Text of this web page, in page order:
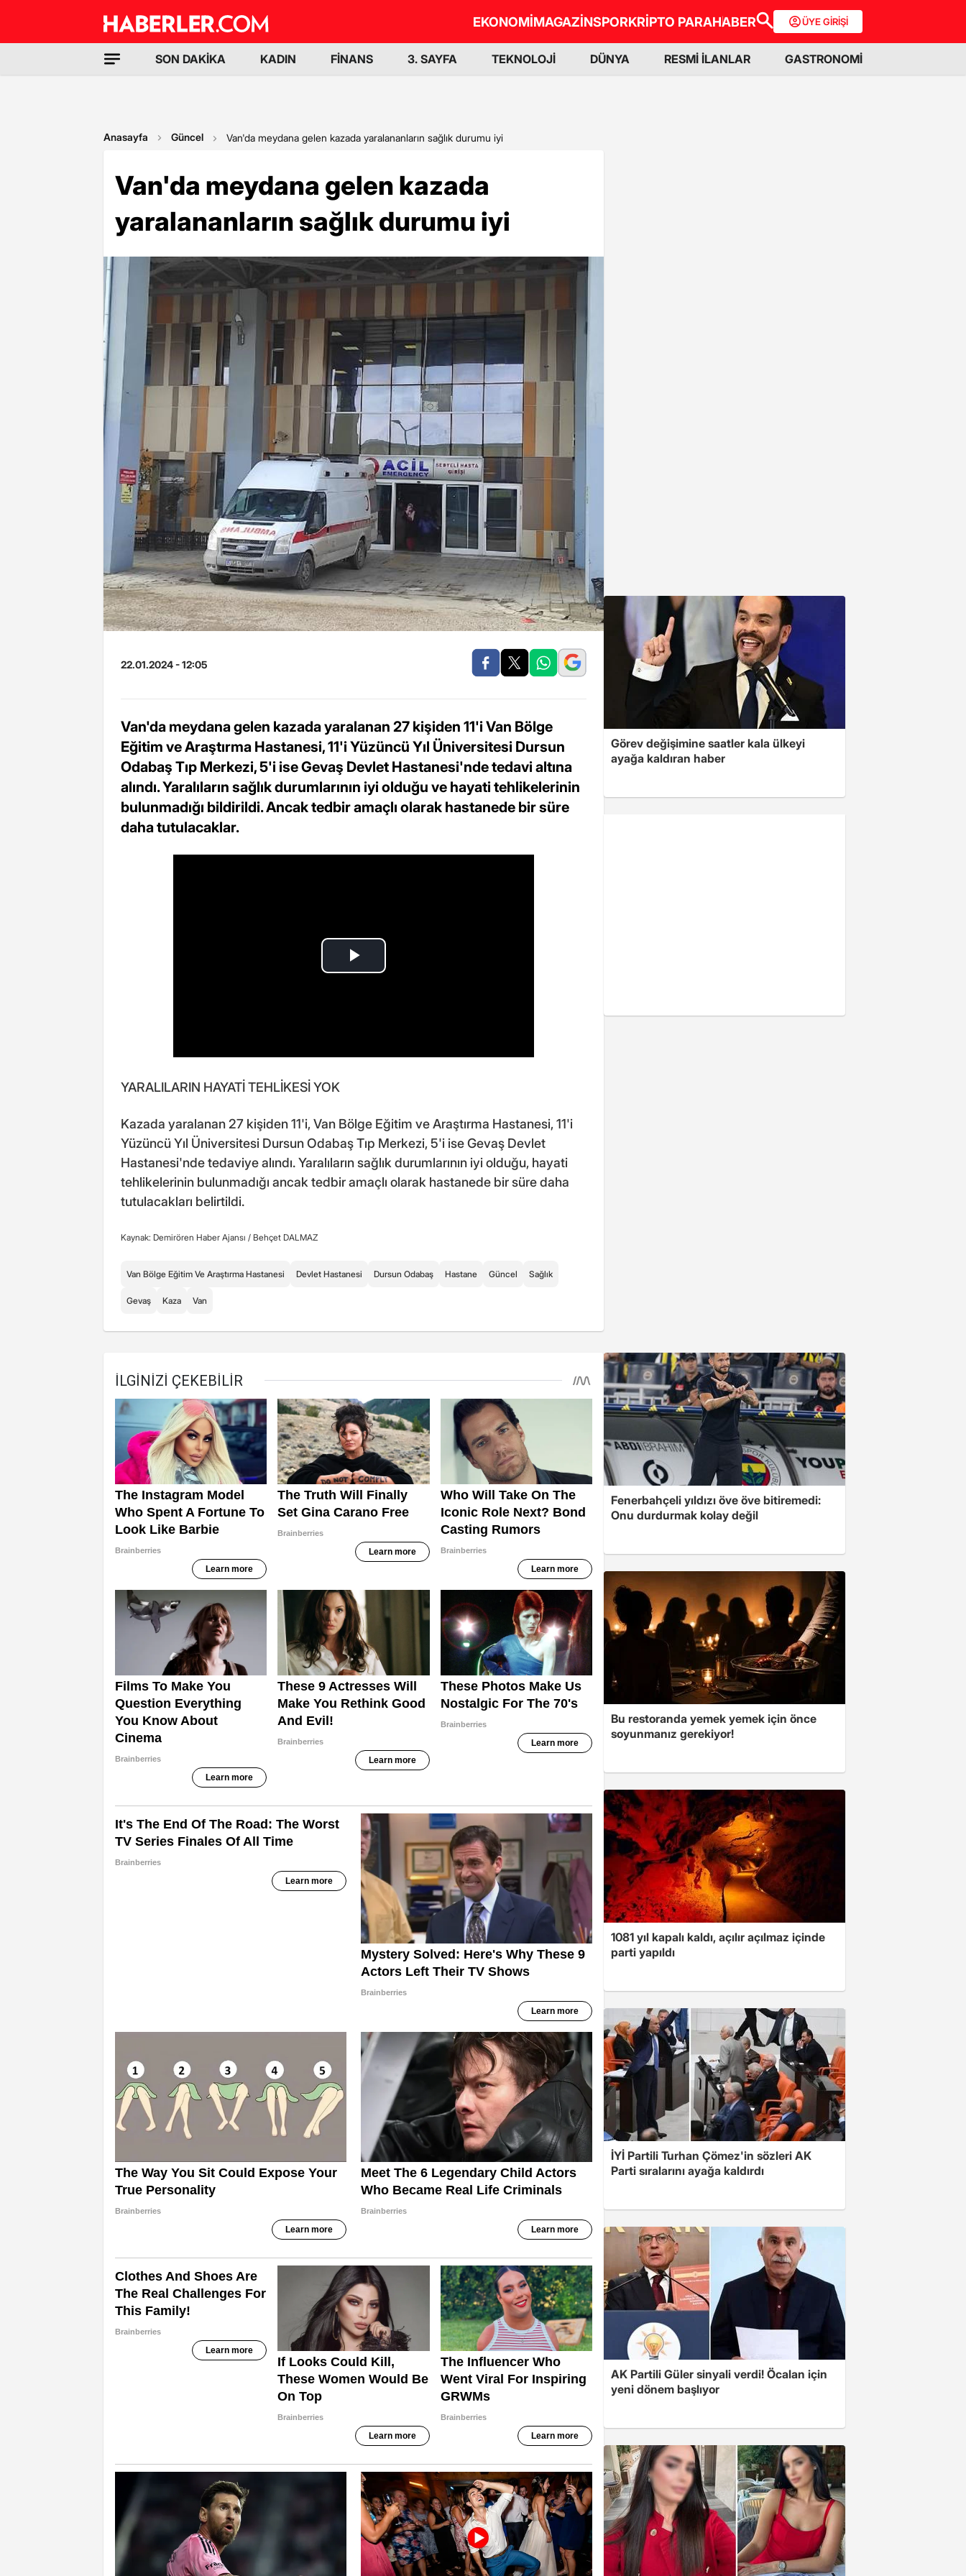
EKONOMİMAGAZİNSPORKRİPTO PARAHABER ÜYE GİRİŞİ
SON DAKİKA KADIN FİNANS 3. SAYFA TEKNOLOJİ DÜNYA RESMİ İLANLAR GASTRONOMİ
Anasayfa Güncel Van'da meydana gelen kazada yaralananların sağlık durumu iyi
Van'da meydana gelen kazada
yaralananların sağlık durumu iyi
22.01.2024 - 12:05
Van'da meydana gelen kazada yaralanan 27 kişiden 11'i Van Bölge
Eğitim ve Araştırma Hastanesi, 11'i Yüzüncü Yıl Üniversitesi Dursun
Odabaş Tıp Merkezi, 5'i ise Gevaş Devlet Hastanesi'nde tedavi altına
alındı. Yaralıların sağlık durumlarının iyi olduğu ve hayati tehlikelerinin
bulunmadığı bildirildi. Ancak tedbir amaçlı olarak hastanede bir süre
daha tutulacaklar.
YARALILARIN HAYATİ TEHLİKESİ YOK
Kazada yaralanan 27 kişiden 11'i, Van Bölge Eğitim ve Araştırma Hastanesi, 11'i
Yüzüncü Yıl Üniversitesi Dursun Odabaş Tıp Merkezi, 5'i ise Gevaş Devlet
Hastanesi'nde tedaviye alındı. Yaralıların sağlık durumlarının iyi olduğu, hayati
tehlikelerinin bulunmadığı ancak tedbir amaçlı olarak hastanede bir süre daha
tutulacakları belirtildi.
Kaynak: Demirören Haber Ajansı / Behçet DALMAZ
Van Bölge Eğitim Ve Araştırma Hastanesi Devlet Hastanesi Dursun Odabaş Hastane Güncel Sağlık
Gevaş Kaza Van
Görev değişimine saatler kala ülkeyi
ayağa kaldıran haber
Fenerbahçeli yıldızı öve öve bitiremedi:
Onu durdurmak kolay değil
Bu restoranda yemek yemek için önce
soyunmanız gerekiyor!
1081 yıl kapalı kaldı, açılır açılmaz içinde
parti yapıldı
İYİ Partili Turhan Çömez'in sözleri AK
Parti sıralarını ayağa kaldırdı
AK Partili Güler sinyali verdi! Öcalan için
yeni dönem başlıyor